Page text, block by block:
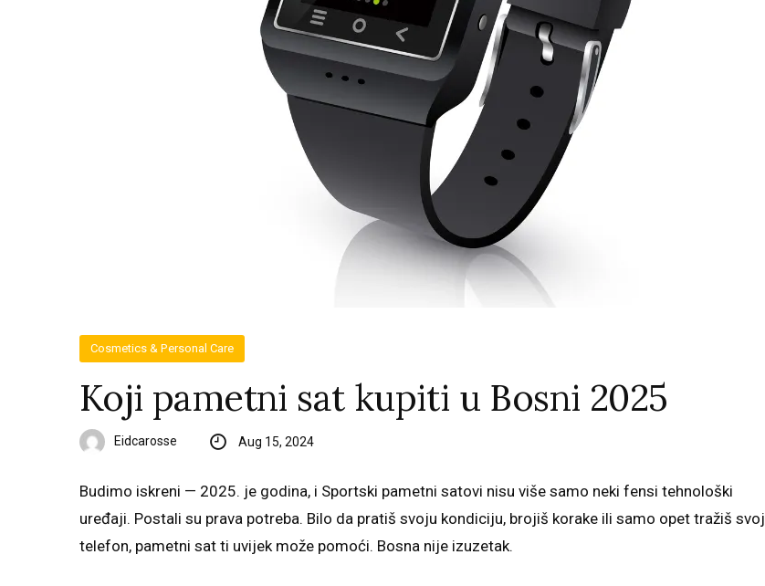
Cosmetics & Personal Care
Koji pametni sat kupiti u Bosni 2025
Eidcarosse Aug 15, 2024
Budimo iskreni — 2025. je godina, i Sportski pametni satovi nisu više samo neki fensi tehnološki
uređaji. Postali su prava potreba. Bilo da pratiš svoju kondiciju, brojiš korake ili samo opet tražiš svoj
telefon, pametni sat ti uvijek može pomoći. Bosna nije izuzetak.